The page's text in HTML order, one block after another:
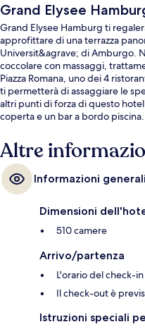
Grand Elysee
Grand Elysee Hamburg ti
approfittare di una terrazza
Universit&agrave; di Amburgo.
coccolare con massaggi,
Piazza Romana, uno dei 4
ti permetterà di assaggiare le
altri punti di forza di questo
coperta e un bar a bordo
vicinanze: Dammtor S-Bahn è a
piedi.
Altre
Informazioni generali
Dimensioni
510 camere
Arrivo/partenza
L'orario del check-
Il check-out è
Istruzioni speciali